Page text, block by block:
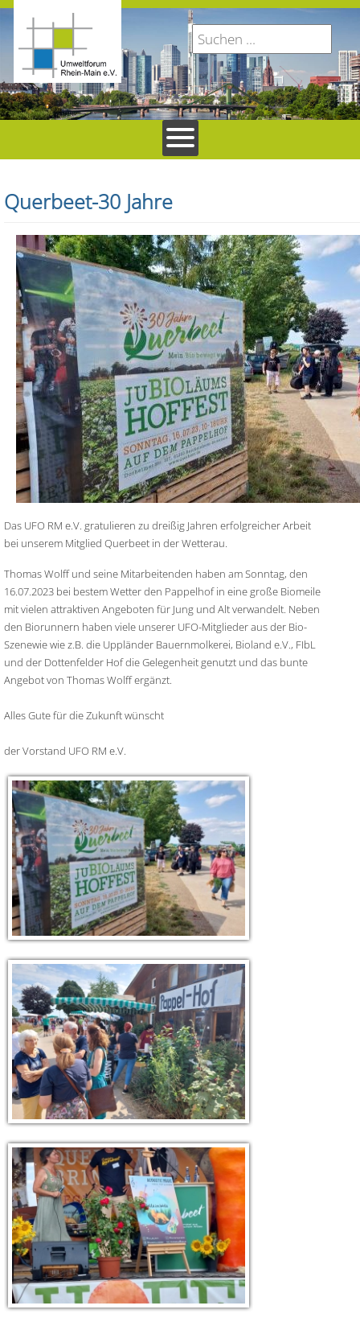
Querbeet-30 Jahre
Das UFO RM e.V. gratulieren zu dreißig Jahren erfolgreicher Arbeit
bei unserem Mitglied Querbeet in der Wetterau.
Thomas Wolff und seine Mitarbeitenden haben am Sonntag, den
16.07.2023 bei bestem Wetter den Pappelhof in eine große Biomeile
mit vielen attraktiven Angeboten für Jung und Alt verwandelt. Neben
den Biorunnern haben viele unserer UFO-Mitglieder aus der Bio-
Szenewie wie z.B. die Uppländer Bauernmolkerei, Bioland e.V., FIbL
und der Dottenfelder Hof die Gelegenheit genutzt und das bunte
Angebot von Thomas Wolff ergänzt.
Alles Gute für die Zukunft wünscht
der Vorstand UFO RM e.V.